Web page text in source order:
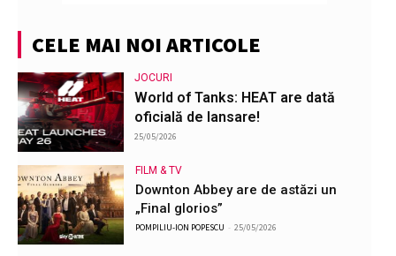
CELE MAI NOI ARTICOLE
JOCURI
World of Tanks: HEAT are dată
oficială de lansare!
25/05/2026
FILM & TV
Downton Abbey are de astăzi un
„Final glorios”
POMPILIU-ION POPESCU - 25/05/2026